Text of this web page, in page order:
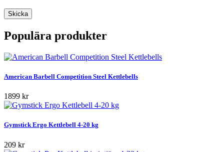
Populära produkter
American Barbell Competition Steel Kettlebells
1899 kr
Gymstick Ergo Kettlebell 4-20 kg
209 kr